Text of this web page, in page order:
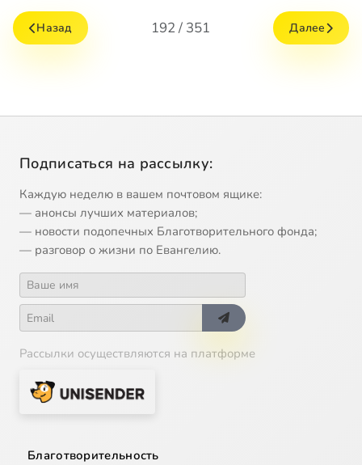
Назад 192 / 351 Далее
Подписаться на рассылку:
Каждую неделю в вашем почтовом ящике:
— анонсы лучших материалов;
— новости подопечных Благотворительного фонда;
— разговор о жизни по Евангелию.
Рассылки осуществляются на платформе
Благотворительность